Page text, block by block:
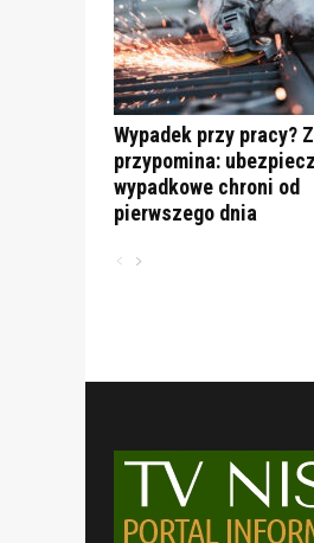
Wypadek przy pracy?
przypomina:
wypadkowe chroni od
pierwszego dnia